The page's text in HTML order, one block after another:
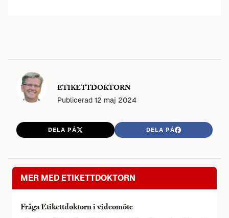
ETIKETTDOKTORN
Publicerad 12 maj 2024
DELA PÅ DELA PÅ
MER MED ETIKETTDOKTORN
Fråga Etikettdoktorn i videomöte